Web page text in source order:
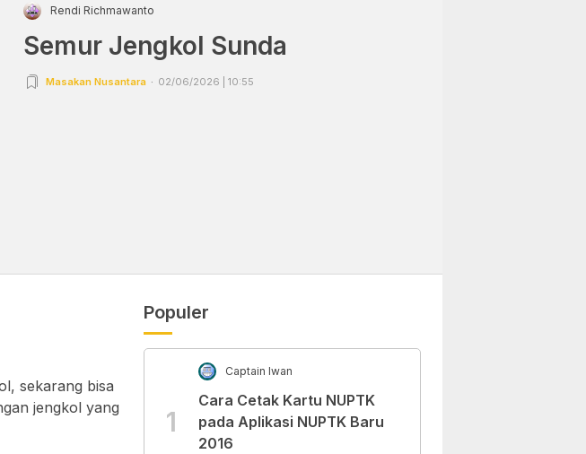
Rendi Richmawanto
Semur Jengkol Sunda
Masakan Nusantara 02/06/2026 | 10:55
sekarang bisa
jengkol yang
Populer
1
Captain Iwan
Cara Cetak Kartu NUPTK
pada Aplikasi NUPTK Baru
2016